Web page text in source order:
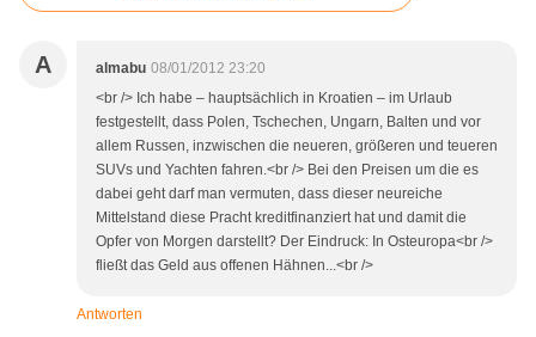
A almabu 08/01/2012 23:20
<br /> Ich habe – hauptsächlich in Kroatien – im Urlaub
festgestellt, dass Polen, Tschechen, Ungarn, Balten und vor
allem Russen, inzwischen die neueren, größeren und teueren
SUVs und Yachten fahren.<br /> Bei den Preisen um die es
dabei geht darf man vermuten, dass dieser neureiche
Mittelstand diese Pracht kreditfinanziert hat und damit die
Opfer von Morgen darstellt? Der Eindruck: In Osteuropa<br />
fließt das Geld aus offenen Hähnen...<br />
Antworten